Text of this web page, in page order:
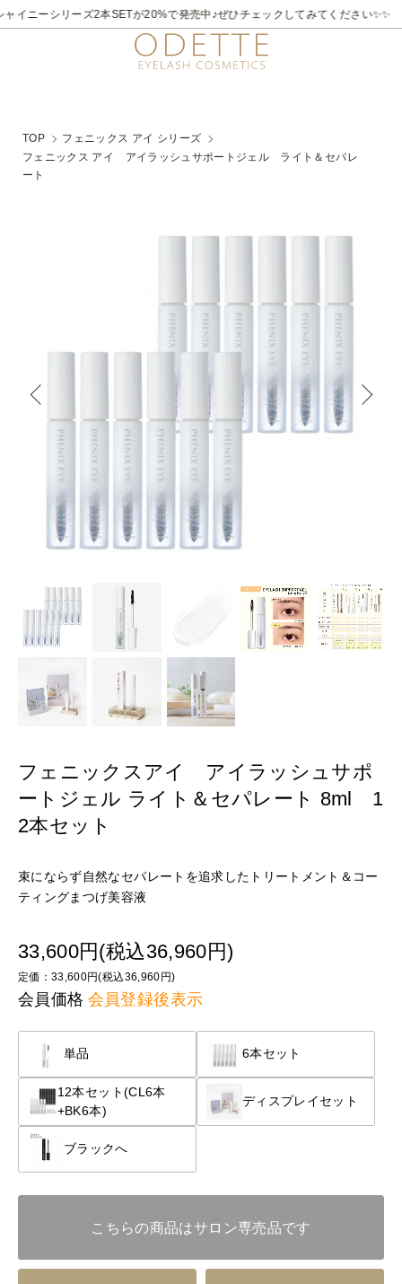
イニーシリーズ2本SETが20%で発売中♪ぜひチェックしてみてください✨✨
TOP
フェニックス アイ シリーズ
フェニックス アイ アイラッシュサポートジェル ライト＆セパレ
ート
フェニックスアイ アイラッシュサポ
ートジェル ライト＆セパレート 8ml 1
2本セット
束にならず自然なセパレートを追求したトリートメント＆コー
ティングまつげ美容液
33,600円(税込36,960円)
定価：33,600円(税込36,960円)
会員価格 会員登録後表示
単品 6本セット
12本セット(CL6本
+BK6本)
ディスプレイセット
ブラックへ
こちらの商品はサロン専売品です